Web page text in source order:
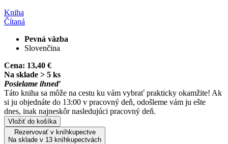
Kniha
Čítaná
Pevná väzba
Slovenčina
Cena: 13,40 €
Na sklade > 5 ks
Posielame ihneď
Táto kniha sa môže na cestu ku vám vybrať prakticky okamžite! Ak
si ju objednáte do 13:00 v pracovný deň, odošleme vám ju ešte
dnes, inak najneskôr nasledujúci pracovný deň.
Vložiť do košíka
Rezervovať v kníhkupectve
Na sklade v 13 kníhkupectvách